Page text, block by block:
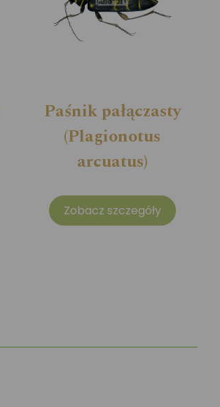
Paśnik pałączasty
(Plagionotus
arcuatus)
Zobacz szczegóły